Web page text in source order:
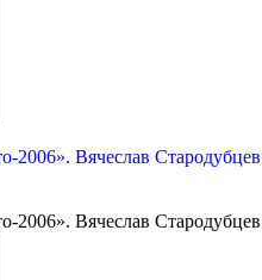
2006». Вячеслав Стародубцев
2006». Вячеслав Стародубцев